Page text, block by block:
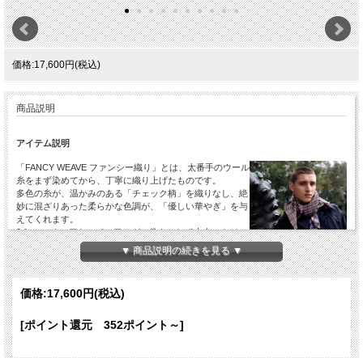
価格:17,600円(税込)
商品説明
アイテム説明
「FANCY WEAVE ファンシー織り」とは、太番手のウール
糸をまず染めてから、丁寧に織り上げたものです。
多色の糸が、温かみのある「チェック柄」を織りなし、絶
妙に混ざりあった柔らかな色調が、「優しい華やぎ」を与
えてくれます。
9０cmスクエアなので、アフガン巻きにして大人のカジュ
アルな休日を楽しんだり、また、室内で羽織ったり、膝に
かけても。適度なボリューム感も可愛く、巻いて出る色で
印象が変わったりと、持っているだけでその温もりに癒さ
軽くてコンパクトなので持ち歩きにも便利、男女ともにお勧めです。
アイテム詳細
▼ 商品説明の続きを見る ▼
価格:17,600円(税込)
[ポイント還元 352ポイント～]